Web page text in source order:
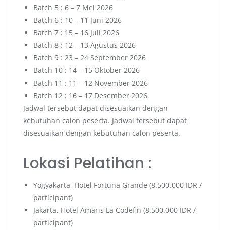
Batch 5 : 6 – 7 Mei 2026
Batch 6 : 10 – 11 Juni 2026
Batch 7 : 15 – 16 Juli 2026
Batch 8 : 12 – 13 Agustus 2026
Batch 9 : 23 – 24 September 2026
Batch 10 : 14 – 15 Oktober 2026
Batch 11 : 11 – 12 November 2026
Batch 12 : 16 – 17 Desember 2026
Jadwal tersebut dapat disesuaikan dengan
kebutuhan calon peserta. Jadwal tersebut dapat
disesuaikan dengan kebutuhan calon peserta.
Lokasi Pelatihan :
Yogyakarta, Hotel Fortuna Grande (8.500.000 IDR /
participant)
Jakarta, Hotel Amaris La Codefin (8.500.000 IDR /
participant)